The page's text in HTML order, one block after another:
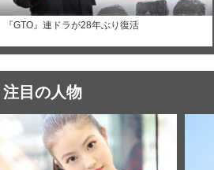
『GTO』連ドラが28年ぶり復活
注目の人物